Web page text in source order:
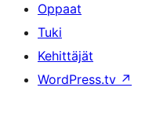
Oppaat
Tuki
Kehittäjät
WordPress.tv ↗